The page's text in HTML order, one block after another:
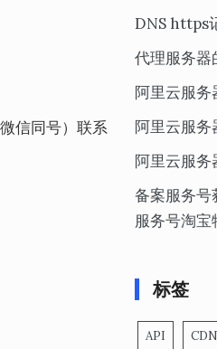
信同号）联系
DNS https
代理服务器
阿里云服务
阿里云服务
阿里云服务
备案服务号
服务号淘宝
标签
API